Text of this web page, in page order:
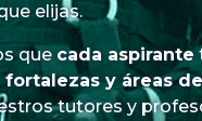
elijas.
que cada aspirante
fortalezas y áreas de
tutores y